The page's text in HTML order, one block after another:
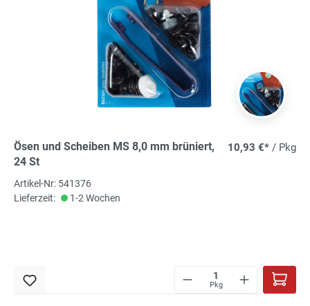
Ösen und Scheiben MS 8,0 mm brüniert,
24 St
10,93 €* / Pkg
Artikel-Nr: 541376
Lieferzeit:
1-2 Wochen
Pkg